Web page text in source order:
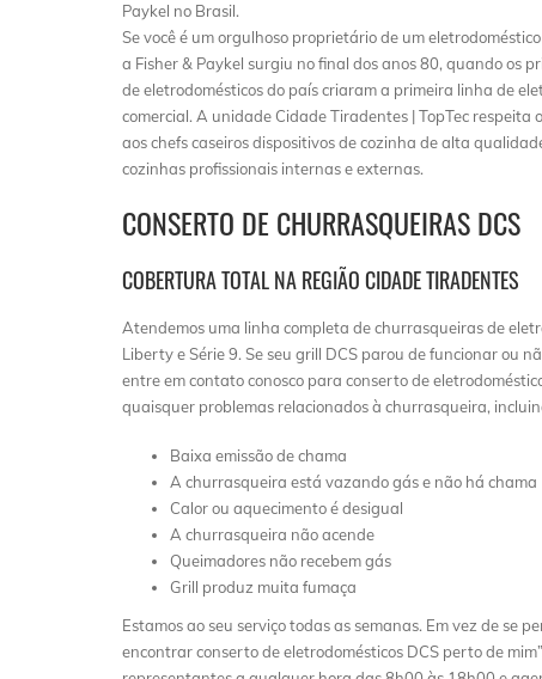
Paykel no Brasil.
Se você é um orgulhoso proprietário de um
a Fisher & Paykel surgiu no final dos anos 80, quando os
de eletrodomésticos do país criaram a primeira linha de
comercial. A unidade Cidade Tiradentes | TopTec respeita
aos chefs caseiros dispositivos de cozinha de alta
cozinhas profissionais internas e externas.
CONSERTO DE CHURRASQUEIRAS DCS
COBERTURA TOTAL NA REGIÃO CIDADE TIRADENTES
Atendemos uma linha completa de churrasqueiras de
Liberty e Série 9. Se seu grill DCS parou de funcionar ou
entre em contato conosco para conserto de
quaisquer problemas relacionados à churrasqueira,
Baixa emissão de chama
A churrasqueira está vazando gás e não há chama
Calor ou aquecimento é desigual
A churrasqueira não acende
Queimadores não recebem gás
Grill produz muita fumaça
Estamos ao seu serviço todas as semanas. Em vez de se
encontrar conserto de eletrodomésticos DCS perto de